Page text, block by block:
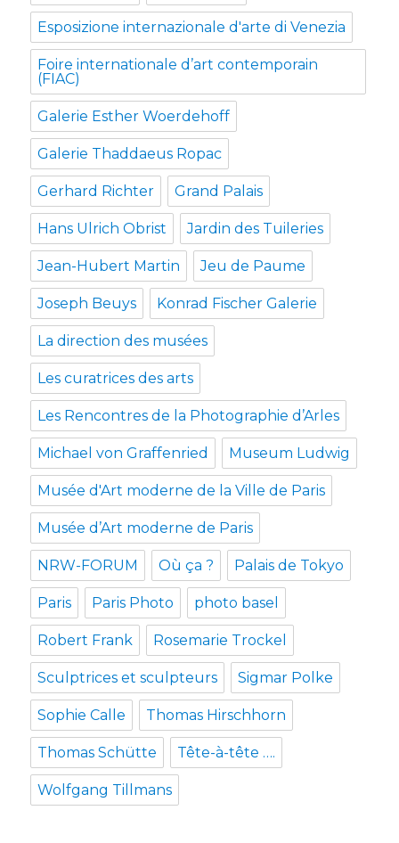
Esposizione internazionale d'arte di Venezia
Foire internationale d’art contemporain
(FIAC)
Galerie Esther Woerdehoff
Galerie Thaddaeus Ropac
Gerhard Richter Grand Palais
Hans Ulrich Obrist Jardin des Tuileries
Jean-Hubert Martin Jeu de Paume
Joseph Beuys Konrad Fischer Galerie
La direction des musées
Les curatrices des arts
Les Rencontres de la Photographie d’Arles
Michael von Graffenried Museum Ludwig
Musée d'Art moderne de la Ville de Paris
Musée d’Art moderne de Paris
NRW-FORUM Où ça ? Palais de Tokyo
Paris Paris Photo photo basel
Robert Frank Rosemarie Trockel
Sculptrices et sculpteurs Sigmar Polke
Sophie Calle Thomas Hirschhorn
Thomas Schütte Tête-à-tête ….
Wolfgang Tillmans